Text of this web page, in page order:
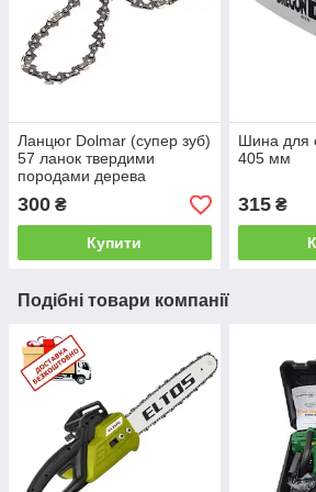
Ланцюг Dolmar (супер зуб)
57 ланок твердими
породами дерева
300 ₴
Купити
Шина для
405 мм
315₴
Подібні товари компанії